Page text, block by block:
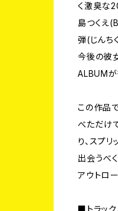
く激臭な
島つくえ
弾(じんち
今後の彼
ALBUMが
この作品
べただけ
り、スプ
出会うべ
アウトロ